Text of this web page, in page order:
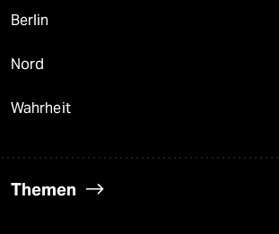
Berlin
Nord
Wahrheit
Themen